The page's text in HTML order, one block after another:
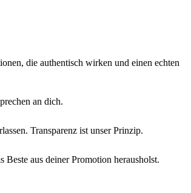
die authentisch wirken und einen echten
an dich.
Transparenz ist unser Prinzip.
aus deiner Promotion herausholst.